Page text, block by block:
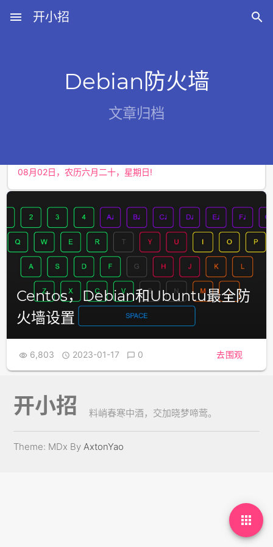
menu 开小招 
Debian防火墙
文章归档
Centos，Debian和Ubuntu最全防
火墙设置
 6,803  2023-01-17  0 去围观

开小招 料峭春寒中酒，交加晓梦啼莺。
Theme: MDx ByAxtonYao
近期文章
08月06日，农历六月廿四，星期四!
08月02日，农历六月二十，星期日!